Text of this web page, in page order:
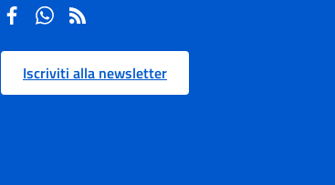
FacebookWhatsapp
Iscriviti alla newsletter